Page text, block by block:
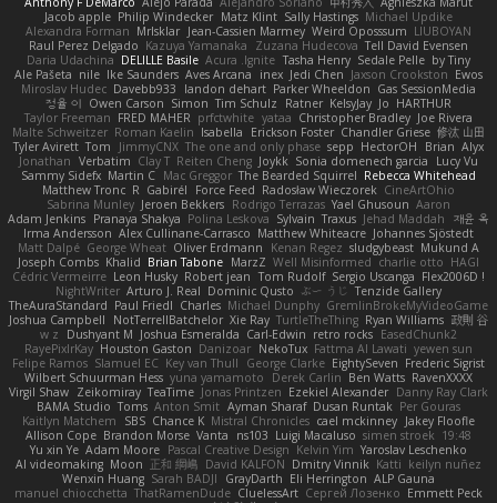
Jacob apple Philip Windecker Matz Klint Sally Hastings Michael Updike
Alexandra Forman MrIsklar Jean-Cassien Marmey Weird Oposssum LIUBOYAN
Raul Perez Delgado Kazuya Yamanaka Zuzana Hudecova Tell David Evensen
Daria Udachina DELILLE Basile Acura .Ignite Tasha Henry Sedale Pelle by Tiny
Ale Pašeta nile Ike Saunders Aves Arcana inex Jedi Chen Jaxson Crookston Ewos
Miroslav Hudec Davebb933 landon dehart Parker Wheeldon Gas SessionMedia
정율 이 Owen Carson Simon Tim Schulz Ratner KelsyJay Jo HARTHUR
Taylor Freeman FRED MAHER prfctwhite yataa Christopher Bradley Joe Rivera
Malte Schweitzer Roman Kaelin Isabella Erickson Foster Chandler Griese 修汰 山田
Tyler Avirett Tom JimmyCNX The one and only phase sepp HectorOH Brian Alyx
Jonathan Verbatim Clay T Reiten Cheng Joykk Sonia domenech garcia
Lucy Vu
Sammy Sidefx Martin C Mac Greggor The Bearded Squirrel Rebecca Whitehead
Matthew Tronc R Gabirél Force Feed Radosław Wieczorek CineArtOhio
Sabrina Munley Jeroen Bekkers Rodrigo Terrazas Yael Ghusoun Aaron
Adam Jenkins Pranaya Shakya Polina Leskova Sylvain Traxus Jehad Maddah
재윤 옥
Irma Andersson Alex Cullinane-Carrasco Matthew Whiteacre Johannes Sjöstedt
Matt Dalpé George Wheat Oliver Erdmann Kenan Regez sludgybeast Mukund A
Joseph Combs Khalid Brian Tabone MarzZ Well Misinformed charlie otto HAGI
Cédric Vermeirre Leon Husky Robert jean Tom Rudolf Sergio Uscanga Flex2006D !
NightWriter Arturo J. Real Dominic Qusto ぶー うじ
Tenzide Gallery
TheAuraStandard Paul Friedl Charles Michael Dunphy GremlinBrokeMyVideoGame
Joshua Campbell
NotTerrellBatchelor Xie Ray TurtleTheThing Ryan Williams 政則 谷
w z
Dushyant M Joshua Esmeralda Carl-Edwin retro rocks EasedChunk2
RayePixlrKay Houston Gaston Danizoar NekoTux Fattma Al Lawati yewen sun
Felipe Ramos Slamuel EC Key van Thull George Clarke EightySeven Frederic Sigrist
Wilbert Schuurman Hess yuna yamamoto Derek Carlin Ben Watts RavenXXXX
Virgil Shaw Zeikomiray TeaTime Jonas Printzen Ezekiel Alexander Danny Ray Clark
BAMA Studio Toms Anton Smit Ayman Sharaf Dusan Runtak Per Gouras
Kaitlyn Matchem
SBS Chance K Mistral Chronicles cael mckinney Jakey Floofle
Allison Cope Brandon Morse Vanta ns103 Luigi Macaluso simen stroek 19:48
Yu xin Ye Adam Moore Pascal Creative Design Kelvin Yim Yaroslav Leschenko
AI videomaking Moon 正和 綱嶋 David KALFON Dmitry Vinnik Katti keilyn nuñez
Wenxin Huang Sarah BADJI GrayDarth Eli Herrington ALP Gauna
manuel chiocchetta ThatRamenDude CluelessArt Cергей Лозенко Emmett Peck